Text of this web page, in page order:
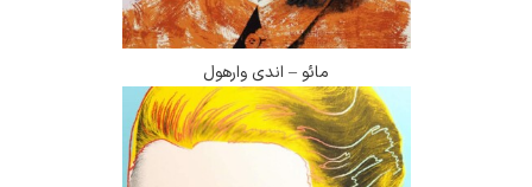
مائو – اندی وارهول